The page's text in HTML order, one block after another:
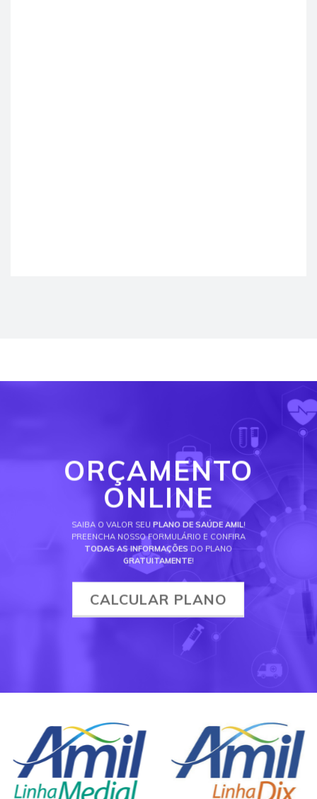
ORÇAMENTO
ONLINE
SAIBA O VALOR SEU PLANO DE SAÚDE AMIL!
PREENCHA NOSSO FORMULÁRIO E CONFIRA
TODAS AS INFORMAÇÕES DO PLANO
GRATUITAMENTE!
CALCULAR PLANO